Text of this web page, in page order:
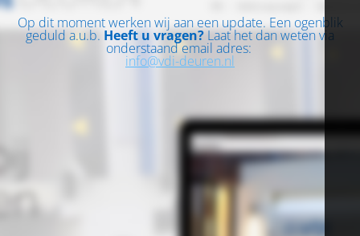
Op dit moment werken wij aan een update. Een ogenblik
geduld a.u.b. Heeft u vragen? Laat het dan weten via
onderstaand email adres:
info@vdi-deuren.nl